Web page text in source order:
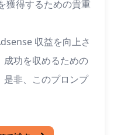
獲得するための貴重
収益を向上さ
成功を収めるための
是非、このプロンプ